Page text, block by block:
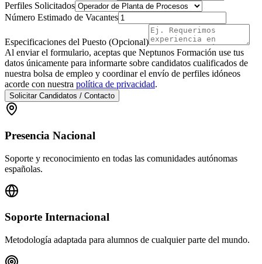
Perfiles Solicitados
Número Estimado de Vacantes
Especificaciones del Puesto (Opcional)
Al enviar el formulario, aceptas que Neptunos Formación use tus
datos únicamente para informarte sobre candidatos cualificados de
nuestra bolsa de empleo y coordinar el envío de perfiles idóneos
acorde con nuestra política de privacidad.
Solicitar Candidatos / Contacto
Presencia Nacional
Soporte y reconocimiento en todas las comunidades autónomas
españolas.
Soporte Internacional
Metodología adaptada para alumnos de cualquier parte del mundo.